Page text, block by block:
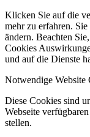
Klicken Sie auf die
mehr zu erfahren.
ändern. Beachten
Cookies
und auf die Dienste
Notwendige Website
Diese Cookies sind
Webseite
stellen.